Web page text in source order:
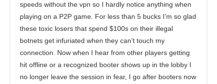
speeds without the vpn so I hardly notice anything when
playing on a P2P game. For less than 5 bucks I’m so glad
these toxic losers that spend $100s on their illegal
botnets get infuriated when they can’t touch my
connection. Now when I hear from other players getting
hit offline or a recognized booter shows up in the lobby I
no longer leave the session in fear, I go after booters now